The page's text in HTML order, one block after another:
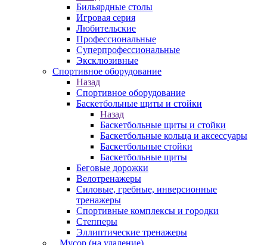
Бильярдные столы
Игровая серия
Любительские
Профессиональные
Суперпрофессиональные
Эксклюзивные
Спортивное оборудование
Назад
Спортивное оборудование
Баскетбольные щиты и стойки
Назад
Баскетбольные щиты и стойки
Баскетбольные кольца и аксессуары
Баскетбольные стойки
Баскетбольные щиты
Беговые дорожки
Велотренажеры
Силовые, гребные, инверсионные
тренажеры
Спортивные комплексы и городки
Степперы
Эллиптические тренажеры
_ Мусор (на удаление)